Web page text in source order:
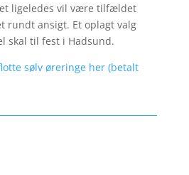
ligeledes vil være tilfældet
rundt ansigt. Et oplagt valg
skal til fest i Hadsund.
sølv øreringe her (betalt